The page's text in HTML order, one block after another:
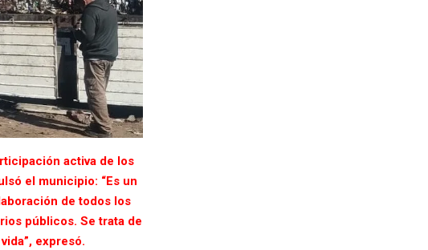
activa de los
el municipio: “Es un
de todos los
públicos. Se trata de
expresó.